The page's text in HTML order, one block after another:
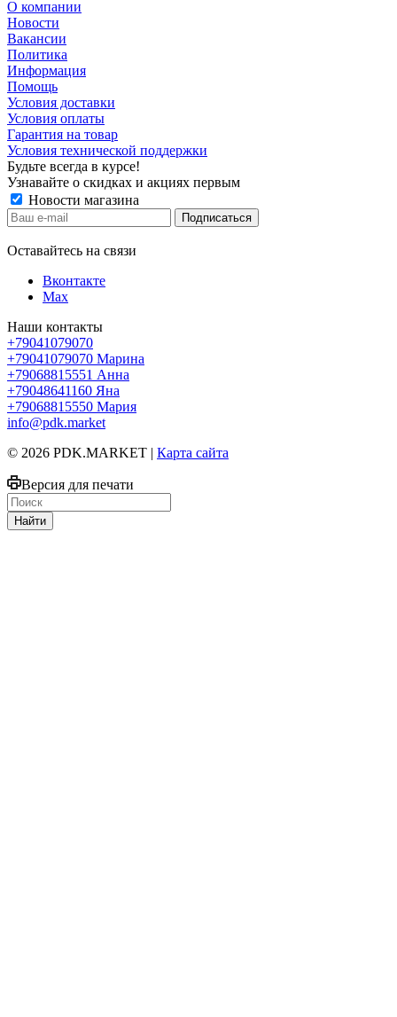
О компании
Новости
Вакансии
Политика
Информация
Помощь
Условия доставки
Условия оплаты
Гарантия на товар
Условия технической поддержки
Будьте всегда в курсе!
Узнавайте о скидках и акциях первым
Новости магазина
Оставайтесь на связи
Вконтакте
Max
Наши контакты
+79041079070
+79041079070 Марина
+79068815551 Анна
+79048641160 Яна
+79068815550 Мария
info@pdk.market
© 2026 PDK.MARKET | Карта сайта
Версия для печати
Найти